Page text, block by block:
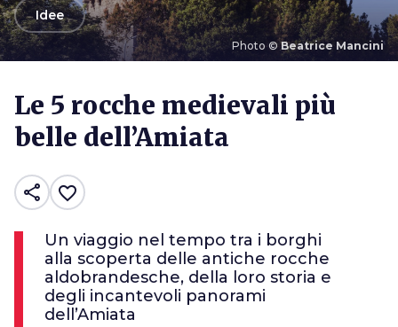
Photo © Beatrice Mancini
arrow_backIdee
Le 5 rocche medievali più
belle dell’Amiata
share favorite_border
Un viaggio nel tempo tra i borghi
alla scoperta delle antiche rocche
aldobrandesche, della loro storia e
degli incantevoli panorami
dell’Amiata